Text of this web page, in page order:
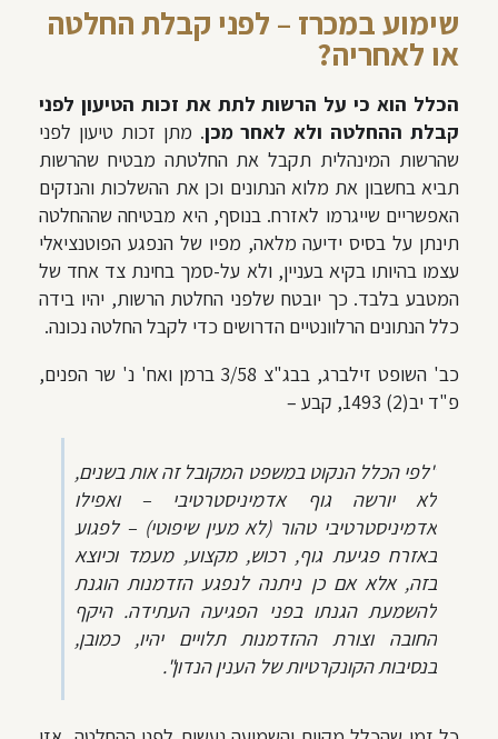
שימוע במכרז – לפני קבלת החלטה
או לאחריה?
הכלל הוא כי על הרשות לתת את זכות הטיעון לפני
קבלת ההחלטה ולא לאחר מכן. מתן זכות טיעון לפני
שהרשות המינהלית תקבל את החלטתה מבטיח שהרשות
תביא בחשבון את מלוא הנתונים וכן את ההשלכות והנזקים
האפשריים שייגרמו לאזרח. בנוסף, היא מבטיחה שההחלטה
תינתן על בסיס ידיעה מלאה, מפיו של הנפגע הפוטנציאלי
עצמו בהיותו בקיא בעניין, ולא על-סמך בחינת צד אחד של
המטבע בלבד. כך יובטח שלפני החלטת הרשות, יהיו בידה
כלל הנתונים הרלוונטיים הדרושים כדי לקבל החלטה נכונה.
כב' השופט זילברג, בבג"צ 3/58 ברמן ואח' נ' שר הפנים,
פ"ד יב(2) 1493, קבע –
"לפי הכלל הנקוט במשפט המקובל זה אות בשנים,
לא יורשה גוף אדמיניסטרטיבי – ואפילו
אדמיניסטרטיבי טהור (לא מעין שיפוטי) – לפגוע
באזרח פגיעת גוף, רכוש, מקצוע, מעמד וכיוצא
בזה, אלא אם כן ניתנה לנפגע הזדמנות הוגנת
להשמעת הגנתו בפני הפגיעה העתידה. היקף
החובה וצורת ההזדמנות תלויים יהיו, כמובן,
בנסיבות הקונקרטיות של הענין הנדון".